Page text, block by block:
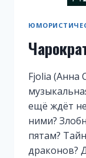
Fjolia (Анна
ещё ждёт
ними?
пятам?
драконов?